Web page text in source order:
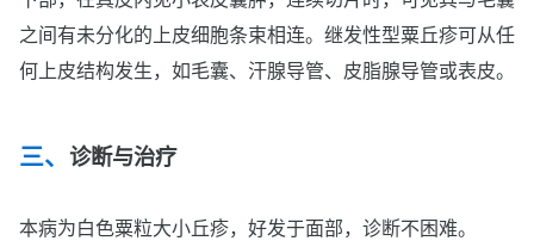
之间有未分化的上皮细胞条束相连。继发性型粟丘疹可从任
何上皮结构发生，如毛囊、汗腺导管、皮脂腺导管或表皮。
诊断与治疗
本病为白色粟粒大小丘疹，好发于面部，诊断不困难。